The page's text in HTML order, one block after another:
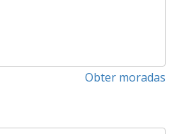
Obter moradas